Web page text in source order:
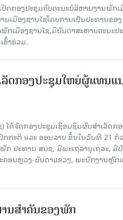
ປີດກອງປະຊຸມຄົບຄະນະບໍລິຫານງານພັ
ເມືອງຊານໄຊໂດຍການເປັນປະທານຂອ
ກເມືອງຊານໄຊ,ມີບັນດາສະຫາຍຄະນະ
າຮ່ວມ.
ດກອງປະຊຸມໃຫຍ່ຜູ້ແທນແ
ໄດ້ຈັດກອງປະຊຸມເຊື່ອມຊຶມຜົນສໍາເລັດ
ກະຕິ ແລະ ອອນລາຍ ຂຶ້ນໃນວັນທີ 21
ປະທານ ສນຊ, ມີພະເຖລານຸເຖລະ, ມີ
ຄອນຫຼວງ-ບັນດາແຂວງ, ພະນັກງານຫຼັ
ນສໍາຄັນຂອງພັກ